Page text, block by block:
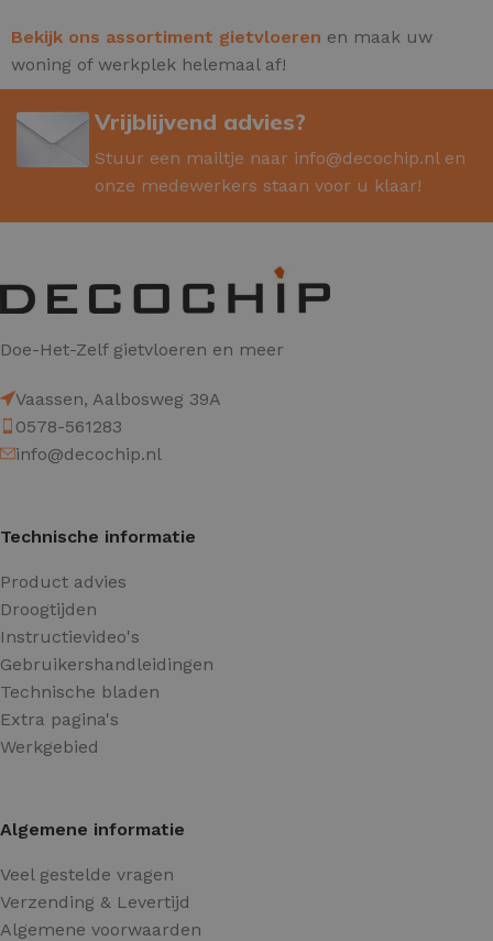
Bekijk ons assortiment gietvloeren en maak uw
woning of werkplek helemaal af!
Vrijblijvend advies?
Stuur een mailtje naar info@decochip.nlen
onze medewerkers staan voor u klaar!
Doe-Het-Zelf gietvloeren en meer
Vaassen, Aalbosweg 39A
0578-561283
info@decochip.nl
Technische informatie
Product advies
Droogtijden
Instructievideo's
Gebruikershandleidingen
Technische bladen
Extra pagina's
Werkgebied
Algemene informatie
Veel gestelde vragen
Verzending & Levertijd
Algemene voorwaarden